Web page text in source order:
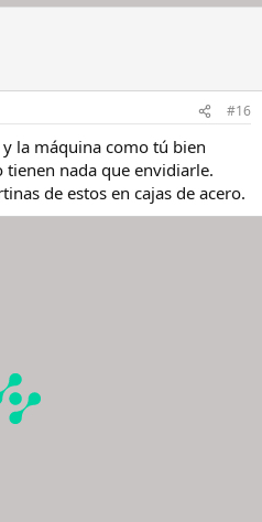
#16
la máquina como tú bien
tienen nada que envidiarle.
de estos en cajas de acero.